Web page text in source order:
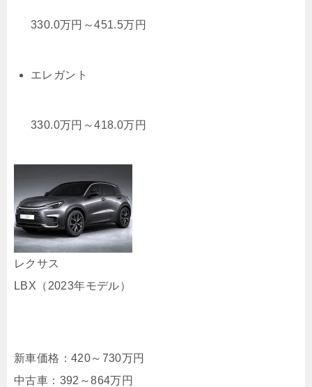
330.0万円 ～451.5万円
エレガント
330.0万円 ～418.0万円
レクサス
LBX （ 2023年モデル）
新車価格： 420～730万円
中古車：392～864万円